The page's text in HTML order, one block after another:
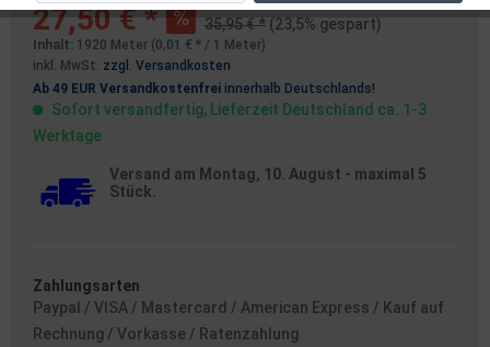
27,50 € * 35,95 € * (23,5% gespart)
Inhalt: 1920 Meter (0,01 € * / 1 Meter)
inkl. MwSt. zzgl. Versandkosten
Ab 49 EUR Versandkostenfrei innerhalb Deutschlands!
Sofort versandfertig, Lieferzeit Deutschland ca. 1-3
Werktage
Versand am Montag, 10. August - maximal 5
Stück.
Zahlungsarten
Paypal / VISA / Mastercard / American Express / Kauf auf
Rechnung / Vorkasse / Ratenzahlung